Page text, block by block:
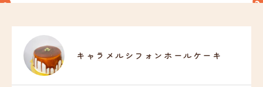
キャラメルシフォンホールケーキ